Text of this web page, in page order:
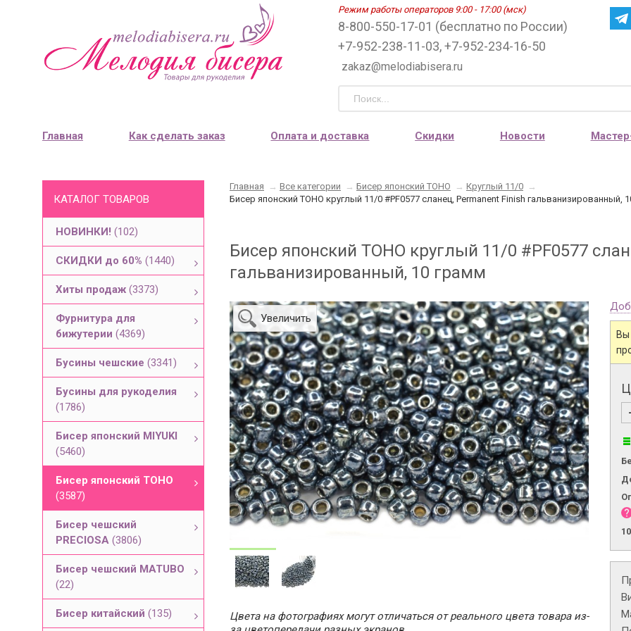
Режим работы операторов 9:00 - 17:00 (мск)
8-800-550-17-01 (бесплатно по России)
+7-952-238-11-03, +7-952-234-16-50
zakaz@melodiabisera.ru
Главная Как сделать заказ Оплата и доставка Скидки Новости
КАТАЛОГ ТОВАРОВ
НОВИНКИ! (102)
СКИДКИ до 60% (1440)
Хиты продаж (3373)
Фурнитура для
бижутерии (4369)
Бусины чешские (3341)
Бусины для рукоделия
(1786)
Бисер японский MIYUKI
(5460)
Бисер японский TOHO
(3587)
Бисер чешский
PRECIOSA (3806)
Бисер чешский MATUBO
(22)
Бисер китайский (135)
Главная → Все категории → Бисер японский TOHO → Круглый 11/0 →
Бисер японский TOHO круглый 11/0 #PF0577 сланец, Permanent Finish гальванизированный,
Бисер японский TOHO круглый 11/0 #PF0577
гальванизированный, 10 грамм
Увеличить
Цвета на фотографиях могут отличаться от реального цвета товара из-
Вы